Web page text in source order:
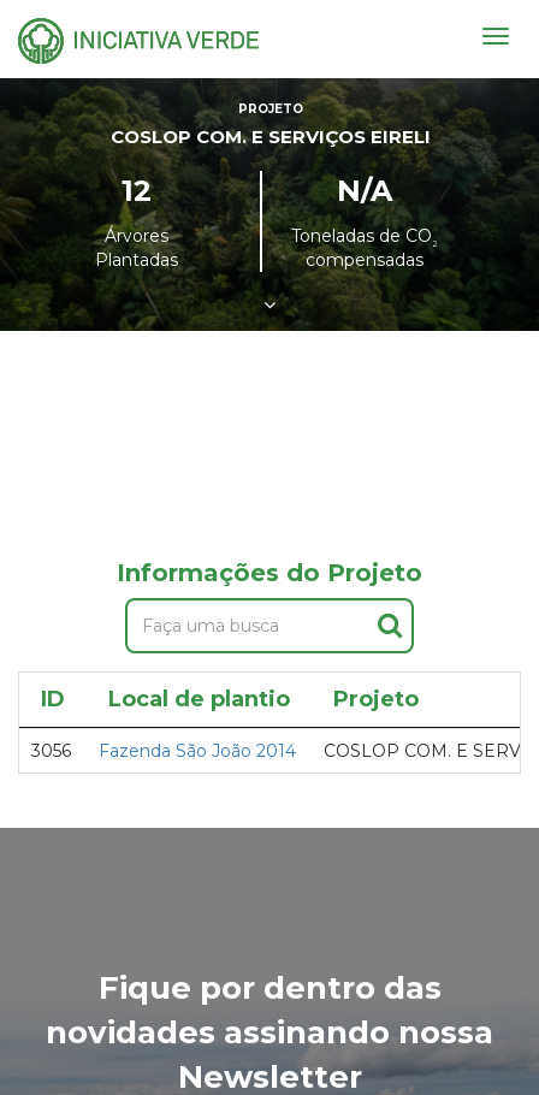
PROJETO
COSLOP COM. E SERVIÇOS EIRELI
12
Árvores
Plantadas
N/A
Toneladas de CO²
compensadas
Informações do Projeto
ID Local de plantio Projeto
3056 Fazenda São João 2014 COSLOP COM. E
Fique por dentro das
novidades assinando nossa
Newsletter